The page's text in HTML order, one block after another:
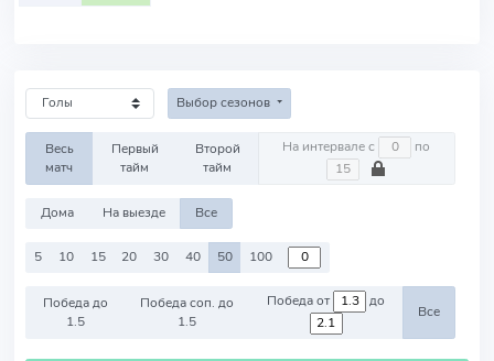
Выбор сезонов
Весь
матч
Первый
тайм
Второй
тайм
На интервале с по
Дома На выезде Все
5 10 15 20 30 40 50 100
Победа до
1.5
Победа соп. до
1.5
Победа от до
Все